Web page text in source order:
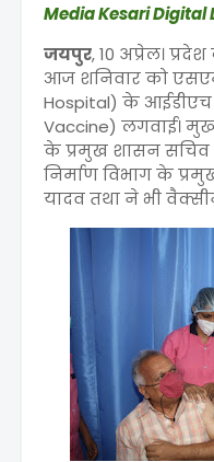
Media Kesari Digital
जयपुर, 10 अप्रेल।
आज शनिवार को
Hospital) के आईडीएच
Vaccine) लगवाई।
के प्रमुख शासन सचिव
निर्माण विभाग के
यादव तथा ने भी